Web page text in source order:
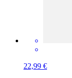
22,99 €